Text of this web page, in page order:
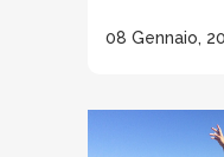
08 Gennaio,